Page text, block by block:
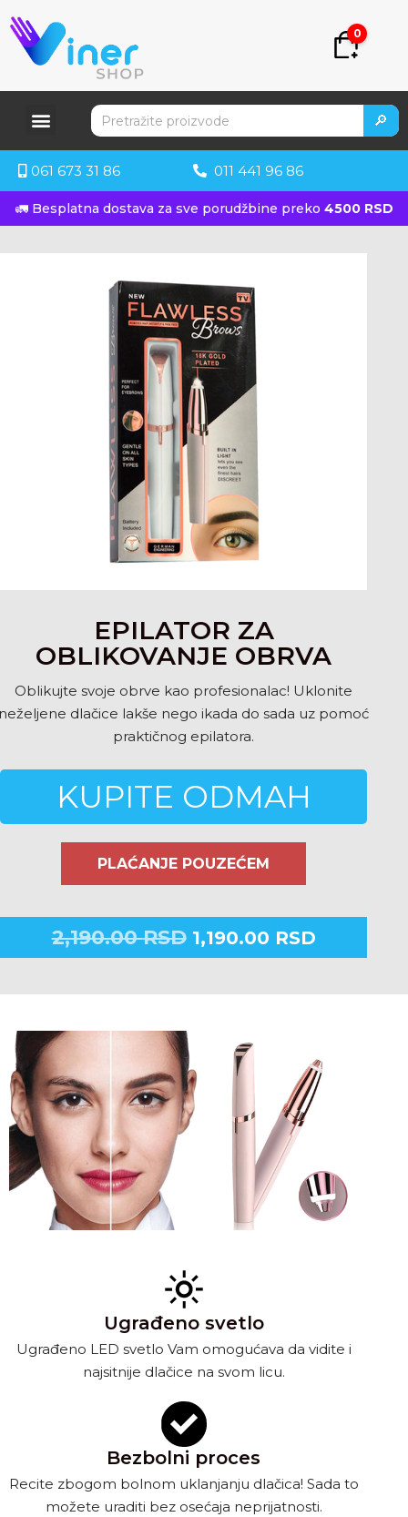
0
🔎
061 673 31 86 011 441 96 86
🚛 Besplatna dostava za sve porudžbine preko 4500 RSD
KUPITE ODMAH
EPILATOR ZA
OBLIKOVANJE OBRVA
Oblikujte svoje obrve kao profesionalac! Uklonite
dlačice lakše nego ikada do sada uz pomoć
praktičnog epilatora.
KUPITE ODMAH
PLAĆANJE POUZEĆEM
2,190.00RSD 1,190.00 RSD
Ugrađeno svetlo
Ugrađeno LED svetlo Vam omogućava da vidite i
najsitnije dlačice na svom licu.
Bezbolni proces
Recite zbogom bolnom uklanjanju dlačica! Sada to
možete uraditi bez osećaja neprijatnosti.